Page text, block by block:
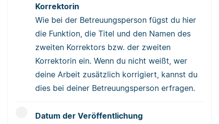
Korrektorin
Wie bei der Betreuungsperson fügst du hier
die Funktion, die Titel und den Namen des
zweiten Korrektors bzw. der zweiten
Korrektorin ein. Wenn du nicht weißt, wer
deine Arbeit zusätzlich korrigiert, kannst du
dies bei deiner Betreuungsperson erfragen.
Datum der Veröffentlichung